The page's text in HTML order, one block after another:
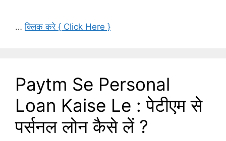
…क्लिक करे { Click Here }
Paytm Se Personal
Loan Kaise Le : पेटीएम से
पर्सनल लोन कैसे लें ?